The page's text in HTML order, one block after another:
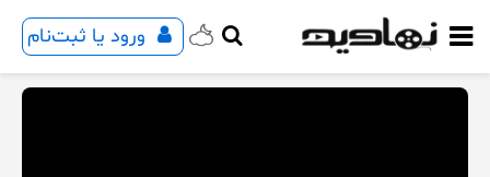
ورود یا ثبت‌نام